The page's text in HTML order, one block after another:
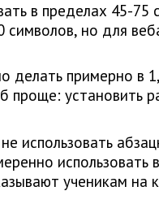
в пределах 45-75
символов, но для
делать примерно в
проще: установить
использовать
использовать
ученикам на